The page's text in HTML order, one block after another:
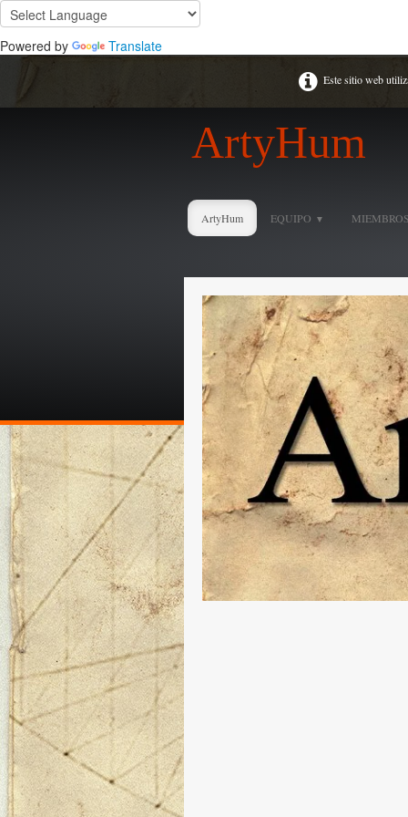
Powered by Translate
Este sitio web
ArtyHum
ArtyHum EQUIPO ▼